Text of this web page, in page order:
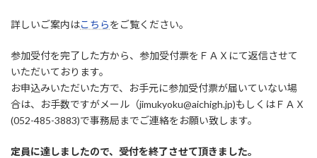
詳しいご案内はこちらをご覧ください。
参加受付を完了した方から、参加受付票をＦＡＸにて返信させて
いただいております。
お申込みいただいた方で、お手元に参加受付票が届いていない場
合は、お手数ですがメール（jimukyoku@aichigh.jp)もしくはＦＡＸ
(052-485-3883)で事務局までご連絡をお願い致します。
定員に達しましたので、受付を終了させて頂きました。